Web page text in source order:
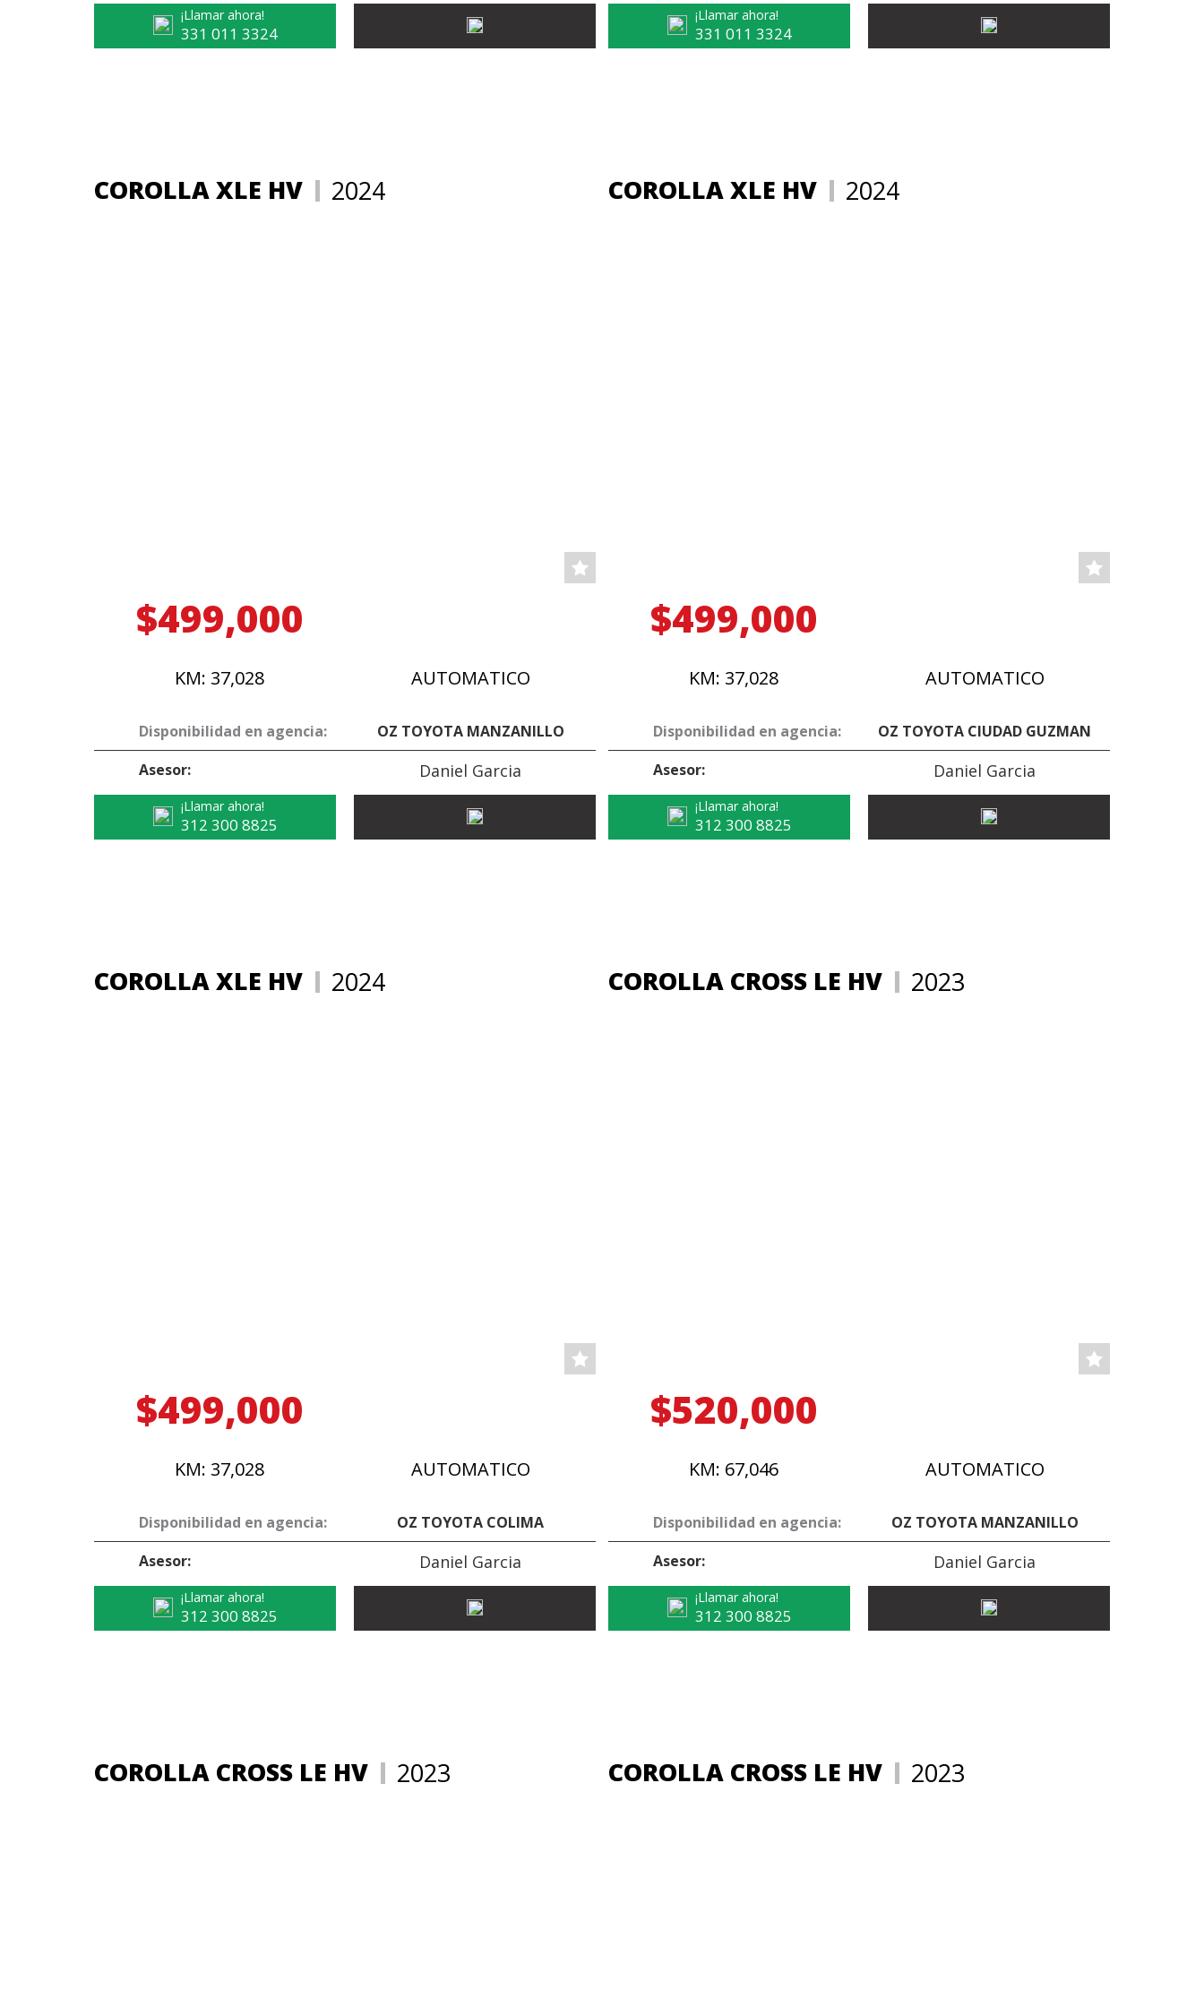
¡Llamar ahora!
331 011 3324
¡Llamar ahora!
331 011 3324
COROLLA XLE HV 2024
$499,000
KM: 37,028 AUTOMATICO
Disponibilidad en agencia:
OZ TOYOTA MANZANILLO
Asesor:
Daniel Garcia
¡Llamar ahora!
312 300 8825
COROLLA XLE HV 2024
$499,000
KM: 37,028 AUTOMATICO
Disponibilidad en agencia:
OZ TOYOTA CIUDAD GUZMAN
Asesor:
Daniel Garcia
¡Llamar ahora!
312 300 8825
COROLLA XLE HV 2024
$499,000
KM: 37,028 AUTOMATICO
Disponibilidad en agencia:
OZ TOYOTA COLIMA
Asesor:
Daniel Garcia
¡Llamar ahora!
312 300 8825
COROLLA CROSS LE HV 2023
$520,000
KM: 67,046 AUTOMATICO
Disponibilidad en agencia:
OZ TOYOTA MANZANILLO
Asesor:
Daniel Garcia
¡Llamar ahora!
312 300 8825
COROLLA CROSS LE HV 2023 COROLLA CROSS LE HV 2023